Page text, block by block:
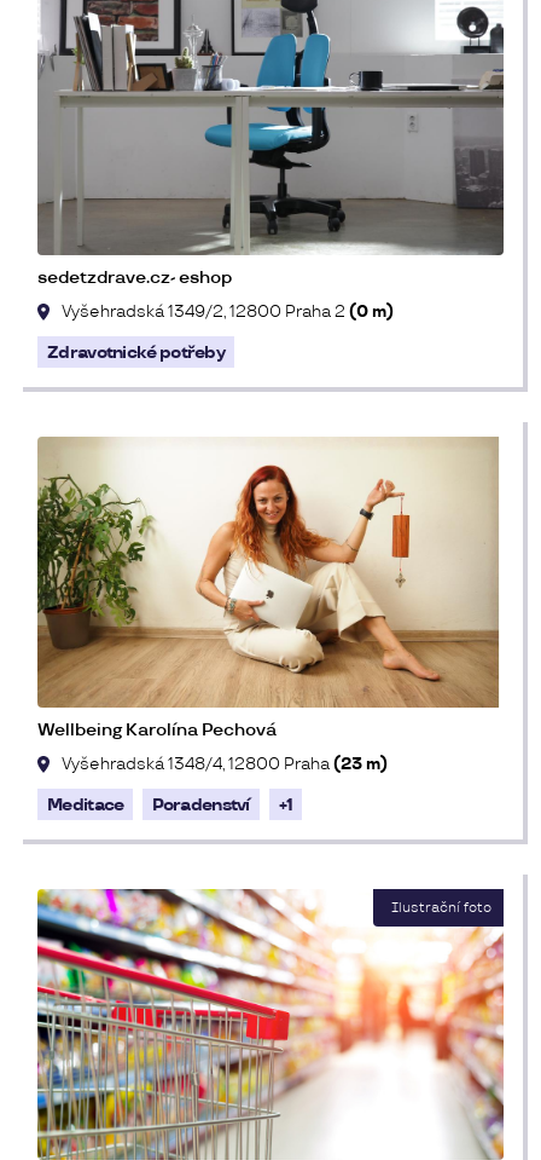
sedetzdrave.cz- eshop
Vyšehradská 1349/2, 12800 Praha 2 (0 m)
Zdravotnické potřeby
Wellbeing Karolína Pechová
Vyšehradská 1348/4, 12800 Praha(23 m)
Meditace Poradenství +1